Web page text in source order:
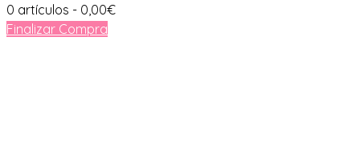
0 artículos - 0,00€
Finalizar Compra